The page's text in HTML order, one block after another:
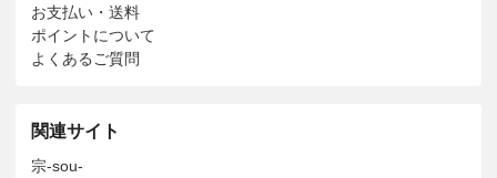
お支払い・送料
ポイントについて
よくあるご質問
関連サイト
宗-sou-